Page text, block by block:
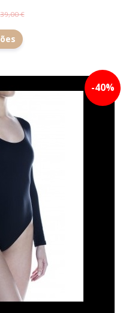
39,00 €
-40%